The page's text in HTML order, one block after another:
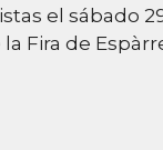
el sábado
Fira de